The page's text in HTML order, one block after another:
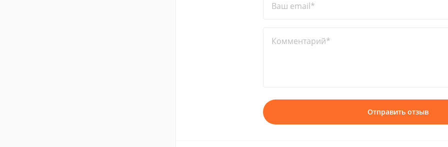
Ваш email*
Комментарий*
Отправить отзыв